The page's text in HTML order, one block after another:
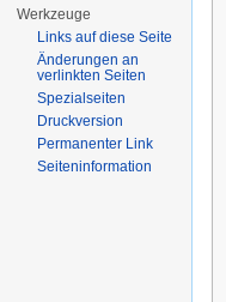
Werkzeuge
Links auf diese Seite
Änderungen an
verlinkten Seiten
Spezialseiten
Druckversion
Permanenter Link
Seiteninformation